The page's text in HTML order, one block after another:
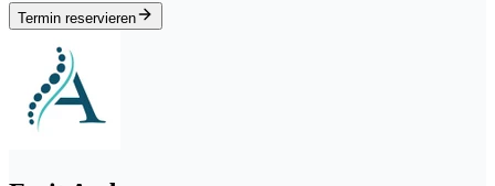
Termin reservieren